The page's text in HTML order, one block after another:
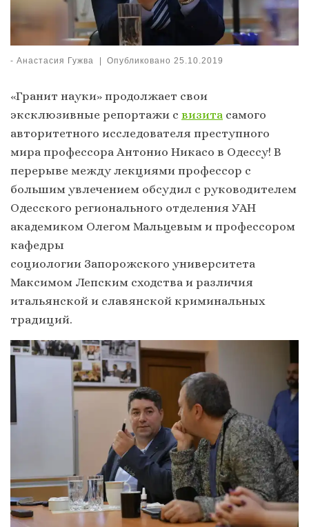
- Анастасия Гужва | Опубликовано 25.10.2019
«Гранит науки» продолжает свои
эксклюзивные репортажи с визита самого
авторитетного исследователя преступного
мира профессора Антонио Никасо в Одессу! В
перерыве между лекциями профессор с
большим увлечением обсудил с руководителем
Одесского регионального отделения УАН
академиком Олегом Мальцевым и профессором
кафедры
социологии Запорожского университета
Максимом Лепским сходства и различия
итальянской и славянской криминальных
традиций.